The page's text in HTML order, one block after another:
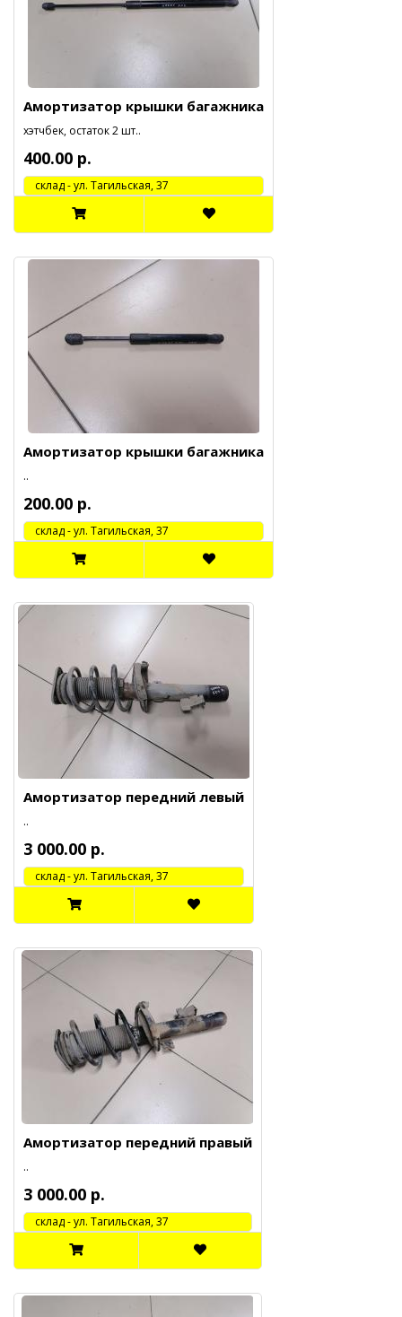
Амортизатор крышки багажника
хэтчбек, остаток 2 шт..
400.00 р.
cклад - ул. Тагильская, 37
Амортизатор крышки багажника
..
200.00 р.
cклад - ул. Тагильская, 37
Амортизатор передний левый
..
3 000.00 р.
cклад - ул. Тагильская, 37
Амортизатор передний правый
..
3 000.00 р.
cклад - ул. Тагильская, 37